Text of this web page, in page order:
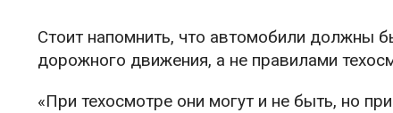
Стоит напомнить, что автомобили должны
дорожного движения, а не правилами
«При техосмотре они могут и не быть, но